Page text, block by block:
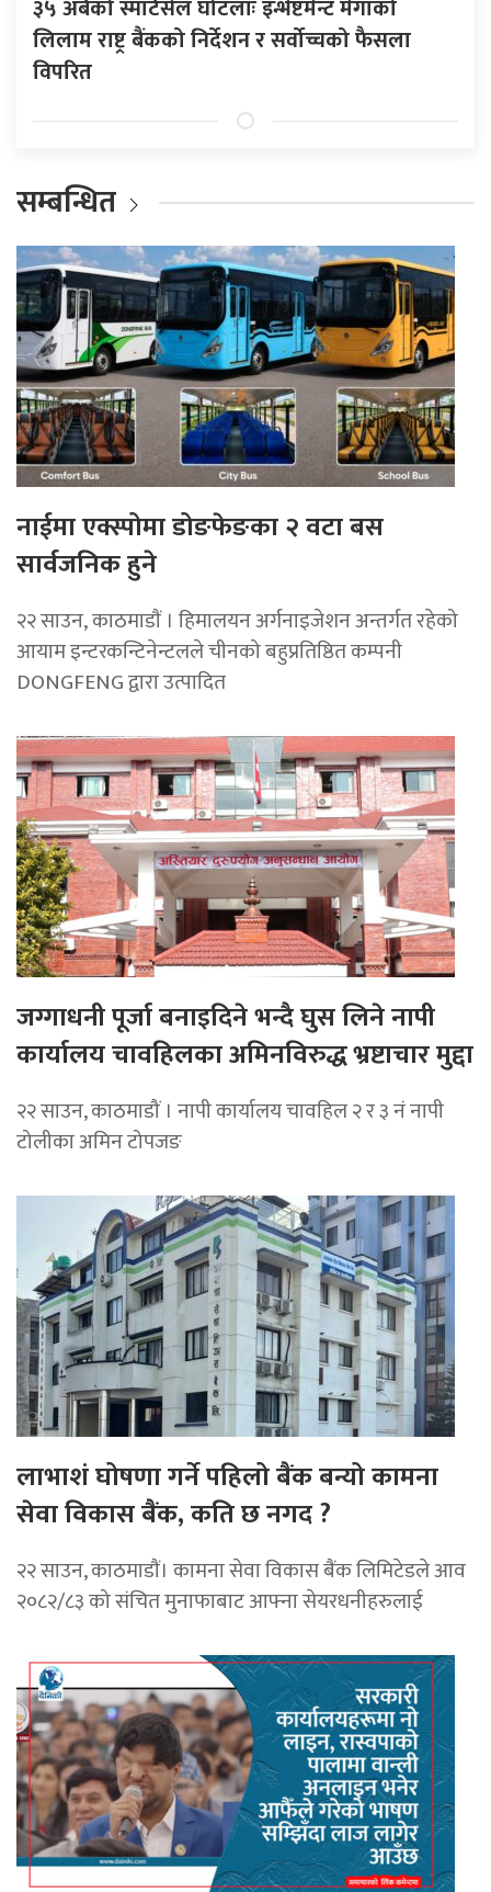
३५ अर्बको स्मार्टसेल घोटलाः इन्भेष्टमेन्ट मेगाको
लिलाम राष्ट्र बैंकको निर्देशन र सर्वोच्चको फैसला
विपरित
सम्बन्धित
नाईमा एक्स्पोमा डोङफेङका २ वटा बस
सार्वजनिक हुने
२२ साउन, काठमाडाैं । हिमालयन अर्गनाइजेशन अन्तर्गत रहेको
आयाम इन्टरकन्टिनेन्टलले चीनको बहुप्रतिष्ठित कम्पनी
DONGFENG द्वारा उत्पादित
जग्गाधनी पूर्जा बनाइदिने भन्दै घुस लिने नापी
कार्यालय चावहिलका अमिनविरुद्ध भ्रष्टाचार मुद्दा
२२ साउन, काठमाडौं । नापी कार्यालय चावहिल २ र ३ नं नापी
टोलीका अमिन टोपजङ
लाभाशं घोषणा गर्ने पहिलो बैंक बन्यो कामना
सेवा विकास बैंक, कति छ नगद ?
२२ साउन, काठमाडाैं। कामना सेवा विकास बैंक लिमिटेडले आव
२०८२/८३ को संचित मुनाफाबाट आफ्ना सेयरधनीहरुलाई